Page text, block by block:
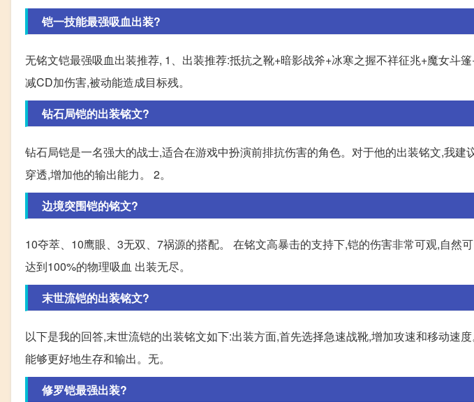
铠一技能最强吸血出装?
无铭文铠最强吸血出装推荐, 1、出装推荐:抵抗之靴+暗影战斧+冰寒之握不祥征兆+魔女斗
减CD加伤害,被动能造成目标残。
钻石局铠的出装铭文?
钻石局铠是一名强大的战士,适合在游戏中扮演前排抗伤害的角色。对于他的出装铭文,我建
穿透,增加他的输出能力。 2。
边境突围铠的铭文?
10夺萃、10鹰眼、3无双、7祸源的搭配。 在铭文高暴击的支持下,铠的伤害非常可观,自然
达到100%的物理吸血 出装无尽。
末世流铠的出装铭文?
以下是我的回答,末世流铠的出装铭文如下:出装方面,首先选择急速战靴,增加攻速和移动速
能够更好地生存和输出。无。
修罗铠最强出装?